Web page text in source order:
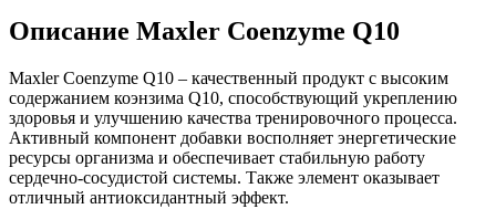
Описание Maxler Coenzyme Q10
Maxler Coenzyme Q10 – качественный продукт с высоким
содержанием коэнзима Q10, способствующий укреплению
здоровья и улучшению качества тренировочного процесса.
Активный компонент добавки восполняет энергетические
ресурсы организма и обеспечивает стабильную работу
сердечно-сосудистой системы. Также элемент оказывает
отличный антиоксидантный эффект.